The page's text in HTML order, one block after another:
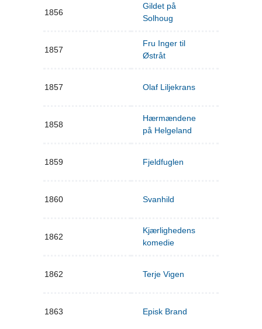
1856
Gildet på
Solhoug
1857
Fru Inger til
Østråt
1857 Olaf Liljekrans
1858
Hærmændene
på Helgeland
1859 Fjeldfuglen
1860 Svanhild
1862
Kjærlighedens
komedie
1862 Terje Vigen
1863 Episk Brand